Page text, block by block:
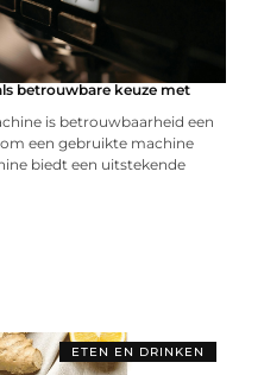
betrouwbare keuze met
is betrouwbaarheid een
een gebruikte machine
biedt een uitstekende
ETEN EN DRINKEN